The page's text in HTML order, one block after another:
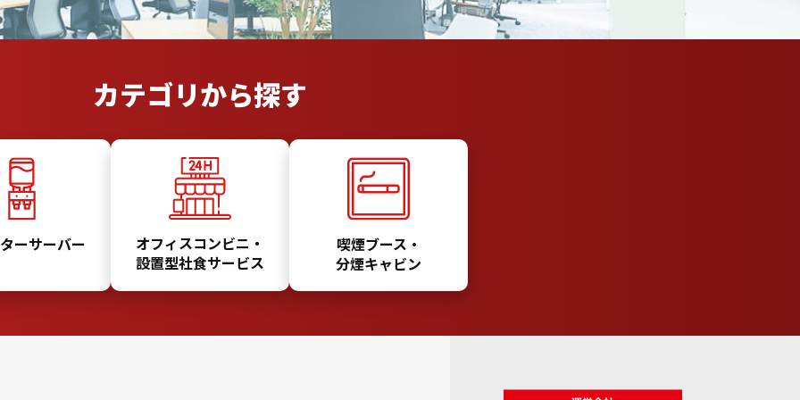
カテゴリから探す
ーサーバー
オフィスコンビニ・
設置型社食サービス
喫煙ブース・
分煙キャビン